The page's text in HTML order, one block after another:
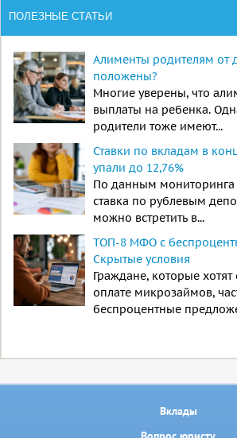
ПОЛЕЗНЫЕ СТАТЬИ
Алименты родителям от
положены?
Многие уверены, что
выплаты на ребенка.
родители тоже имеют...
Ставки по вкладам в
упали до 12,76%
По данным мониторинга
ставка по рублевым
можно встретить в...
ТОП-8 МФО с
Скрытые условия
Граждане, которые
оплате микрозаймов,
беспроцентные
Вклады